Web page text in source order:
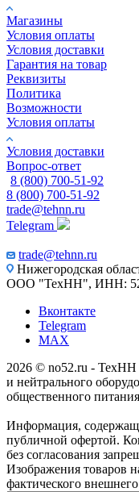
Магазины
Условия оплаты
Условия доставки
Гарантия на товар
Реквизиты
Политика
Возможности
Условия оплаты
Условия доставки
Вопрос-ответ
8 (800) 700-51-92
8 (800) 700-51-92
trade@tehnn.ru
Telegram
trade@tehnn.ru
Нижегородская
ООО "ТехНН", ИНН:
Вконтакте
Telegram
MAX
2026 © no52.ru - ТехНН
и нейтрального
общественного
Информация,
публичной офертой.
без согласования
Изображения товаров
фактического